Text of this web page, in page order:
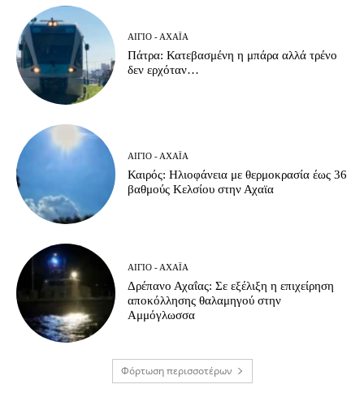
ΑΊΓΙΟ - ΑΧΑΪ́Α
Πάτρα: Κατεβασμένη η μπάρα αλλά τρένο
δεν ερχόταν…
ΑΊΓΙΟ - ΑΧΑΪ́Α
Καιρός: Ηλιοφάνεια με θερμοκρασία έως 36
βαθμούς Κελσίου στην Αχαϊα
ΑΊΓΙΟ - ΑΧΑΪ́Α
Δρέπανο Αχαΐας: Σε εξέλιξη η επιχείρηση
αποκόλλησης θαλαμηγού στην
Αμμόγλωσσα
Φόρτωση περισσοτέρων